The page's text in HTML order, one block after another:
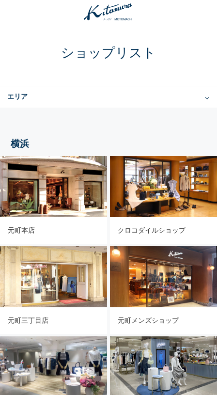
ショップリスト
エリア
横浜
元町本店 クロコダイルショップ
元町三丁目店 元町メンズショップ